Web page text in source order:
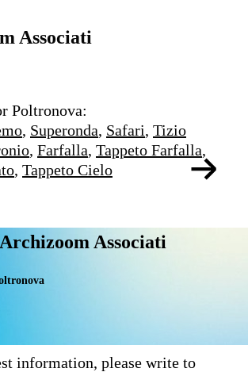
Associati
Poltronova:
, Superonda, Safari, Tizio
, Farfalla, Tappeto Farfalla,
, Tappeto Cielo
Associati
information, please write to